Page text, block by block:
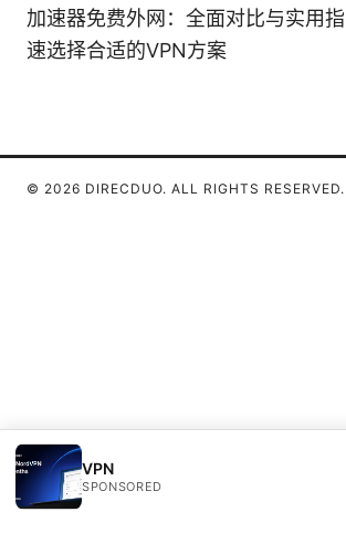
加速器免费外网：全面对比与实用
速选择合适的VPN方案
VPN
SPONSORED
© 2026 DIRECDUO. ALL RIGHTS RESERVED.